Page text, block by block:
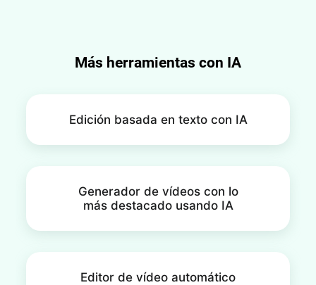
Más herramientas con IA
Edición basada en texto con IA
Generador de vídeos con lo
más destacado usando IA
Editor de vídeo automático